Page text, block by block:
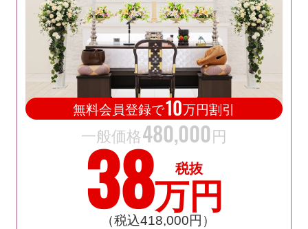
無料会員登録で10万円割引
一般価格480,000 円
38万円
税抜
（税込418,000円）